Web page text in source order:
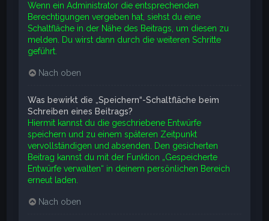
Wenn ein Administrator die entsprechenden
Berechtigungen vergeben hat, siehst du eine
Schaltfläche in der Nähe des Beitrags, um diesen zu
melden. Du wirst dann durch die weiteren Schritte
geführt.
Nach oben
Was bewirkt die „Speichern“-Schaltfläche beim
Schreiben eines Beitrags?
Hiermit kannst du die geschriebene Entwürfe
speichern und zu einem späteren Zeitpunkt
vervollständigen und absenden. Den gesicherten
Beitrag kannst du mit der Funktion „Gespeicherte
Entwürfe verwalten“ in deinem persönlichen Bereich
erneut laden.
Nach oben